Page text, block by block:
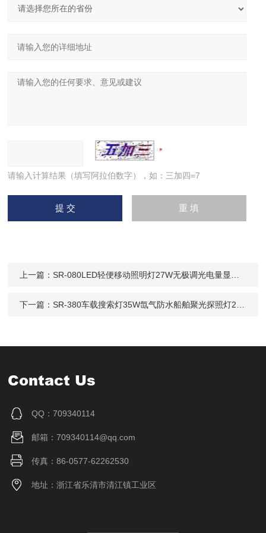
请输入计算结果（填写阿拉伯数字），如：三加四=7
上一篇： SR-080LED轻便移动照明灯27W无极调光电量显示防水
下一篇： SR-380车载搜索灯35W氙气防水船舶聚光探照灯24V
Contact Us
QQ：709340114
邮箱：709340114@qq.com
传真：86-0577-62262530
地址：浙江省乐清市清江镇工业区